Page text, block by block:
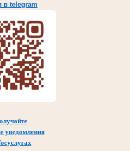
в telegram
уведомления